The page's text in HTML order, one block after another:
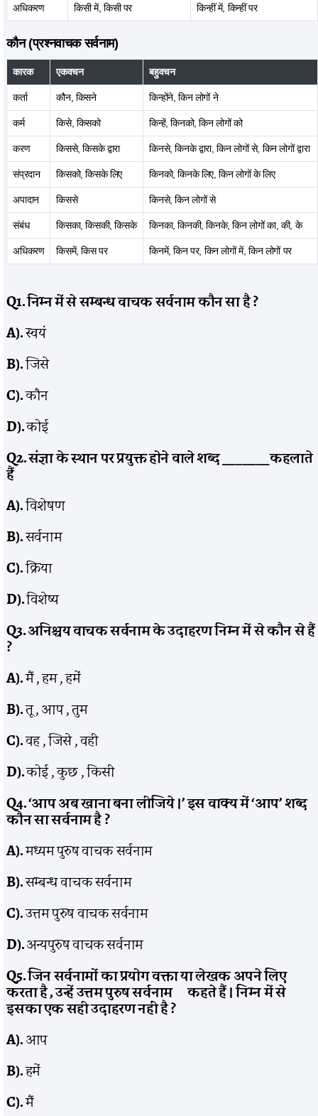
अधिकरण किसी में, किसी पर किन्हीं में, किन्हीं पर
कौन (प्रश्नवाचक सर्वनाम)
कारक एकवचन बहुवचन
कर्ता कौन, किसने किन्होंने, किन लोगों ने
कर्म किसे, किसको किन्हें, किनको, किन लोगों को
करण किससे, किसके द्वारा किनसे, किनके द्वारा, किन लोगों से, किन लोगों द्वारा
संप्रदान किसको, किसके लिए किनको, किनके लिए, किन लोगों के लिए
अपादान किससे किनसे, किन लोगों से
संबंध किसका, किसकी, किसके किनका, किनकी, किनके, किन लोगों का, की, के
अधिकरण किसमें, किस पर किनमें, किन पर, किन लोगों में, किन लोगों पर
Q1.निम्न में से सम्बन्ध वाचक सर्वनाम कौन सा है?
A).स्वयं
B).जिसे
C).कौन
D).कोई
Q2.संज्ञा के स्थान पर प्रयुक्त होने वाले शब्द_______कहलाते
हैं
A).विशेषण
B).सर्वनाम
C).क्रिया
D).विशेष्य
Q3.अनिश्चय वाचक सर्वनाम के उदाहरण निम्न में से कौन से हैं
?
A).मैं , हम , हमें
B).तू , आप , तुम
C).वह , जिसे , वही
D).कोई , कुछ , किसी
Q4. ‘आप अब खाना बना लीजिये ।’ इस वाक्य में ‘आप’ शब्द
कौन सा सर्वनाम है?
A).मध्यम पुरुष वाचक सर्वनाम
B).सम्बन्ध वाचक सर्वनाम
C).उत्तम पुरुष वाचक सर्वनाम
D).अन्यपुरुष वाचक सर्वनाम
Q5.जिन सर्वनामों का प्रयोग वक्ता या लेखक अपने लिए
करता है,उन्हें उत्तम पुरुष सर्वनाम कहते हैं । निम्न में से
इसका एक सही उदाहरण नहीं है?
A).आप
B).हमें
C).मैं